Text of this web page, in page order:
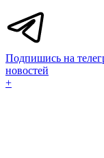
Подпишись на
новостей
+